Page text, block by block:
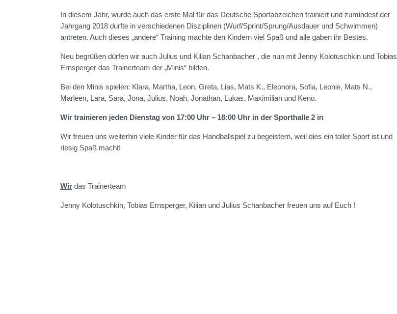
In diesem Jahr, wurde auch das erste Mal für das Deutsche Sportabzeichen trainiert und zumindest der
Jahrgang 2018 durfte in verschiedenen Disziplinen (Wurf/Sprint/Sprung/Ausdauer und Schwimmen)
antreten. Auch dieses „andere“ Training machte den Kindern viel Spaß und alle gaben ihr Bestes.
Neu begrüßen dürfen wir auch Julius und Kilian Schanbacher , die nun mit Jenny Kolotuschkin und Tobias
Ernsperger das Trainerteam der „Minis“ bilden.
Bei den Minis spielen: Klara, Martha, Leon, Greta, Lias, Mats K., Eleonora, Sofia, Leonie, Mats N.,
Marleen, Lara, Sara, Jona, Julius, Noah, Jonathan, Lukas, Maximilian und Keno.
Wir trainieren jeden Dienstag von 17:00 Uhr – 18:00 Uhr in der Sporthalle 2 in
Wir freuen uns weiterhin viele Kinder für das Handballspiel zu begeistern, weil dies ein toller Sport ist und
riesig Spaß macht!
Wir das Trainerteam
Jenny Kolotuschkin, Tobias Ernsperger, Kilian und Julius Schanbacher freuen uns auf Euch !